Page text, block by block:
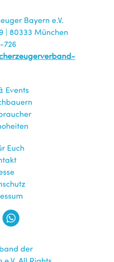
Bayern e.V.
| 80333 München
726
Events
Euch
der